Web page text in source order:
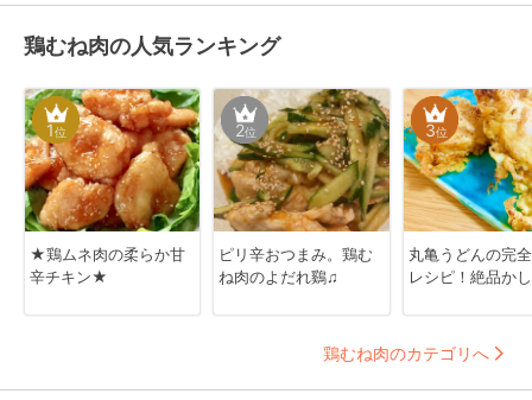
鶏むね肉の人気ランキング
1位
★鶏ムネ肉の柔らか甘
辛チキン★
2位
ピリ辛おつまみ。鶏む
ね肉のよだれ鷄♫
3位
丸亀うどんの完
レシピ！絶品か
鶏むね肉のカテゴリへ